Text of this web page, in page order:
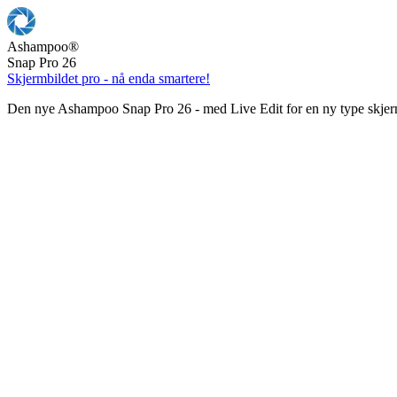
Ashampoo®
Snap Pro 26
Skjermbildet pro - nå enda smartere!
Den nye Ashampoo Snap Pro 26 - med Live Edit for en ny type